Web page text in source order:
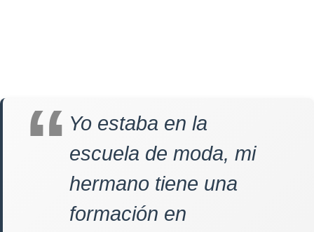
Yo estaba en la
escuela de moda, mi
hermano tiene una
formación en